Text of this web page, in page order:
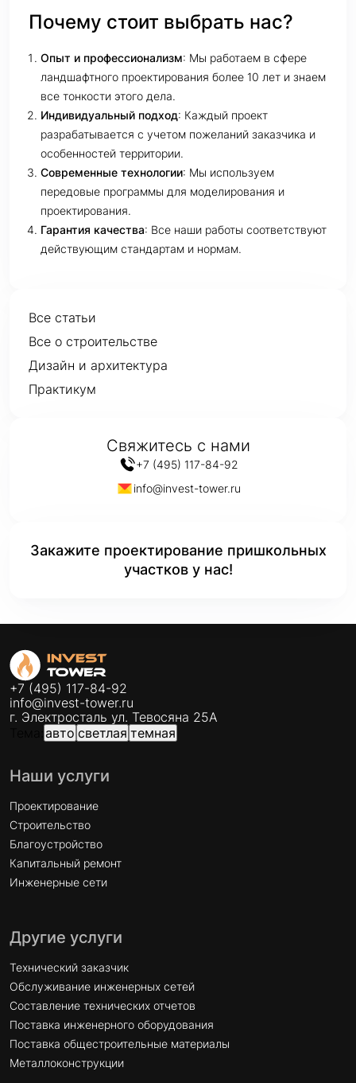
Почему стоит выбрать нас?
Опыт и профессионализм: Мы работаем в сфере
ландшафтного проектирования более 10 лет и знаем
все тонкости этого дела.
Индивидуальный подход: Каждый проект
разрабатывается с учетом пожеланий заказчика и
особенностей территории.
Современные технологии: Мы используем
передовые программы для моделирования и
проектирования.
Гарантия качества: Все наши работы соответствуют
действующим стандартам и нормам.
Все статьи
Все о строительстве
Дизайн и архитектура
Практикум
Свяжитесь с нами
+7 (495) 117-84-92
info@invest-tower.ru
Закажите проектирование пришкольных
участков у нас!
+7 (495) 117-84-92
info@invest-tower.ru
г. Электросталь ул. Тевосяна 25А
авто светлая темная
Наши услуги
Проектирование
Строительство
Благоустройство
Капитальный ремонт
Инженерные сети
Другие услуги
Технический заказчик
Обслуживание инженерных сетей
Составление технических отчетов
Поставка инженерного оборудования
Поставка общестроительные материалы
Металлоконструкции